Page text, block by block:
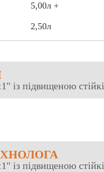
5,00л +
2,50л
із підвищеною
із підвищеною